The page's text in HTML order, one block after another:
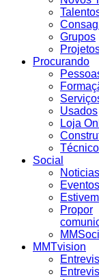
Grupos
Procurando
Usados
Loja
Social
Noticias
Eventos
Propor
MMTvision